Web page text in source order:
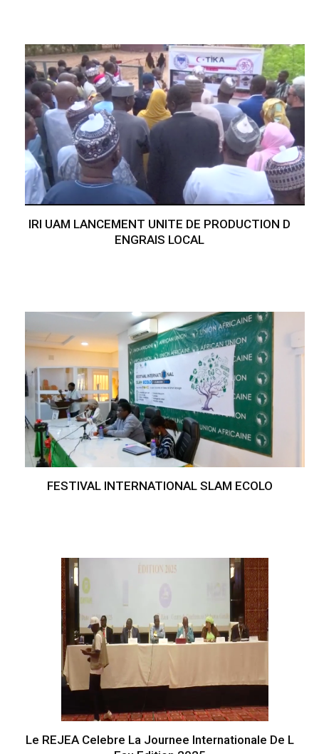
IRI UAM LANCEMENT UNITE DE PRODUCTION D
ENGRAIS LOCAL
FESTIVAL INTERNATIONAL SLAM ECOLO
Le REJEA Celebre La Journee Internationale De L